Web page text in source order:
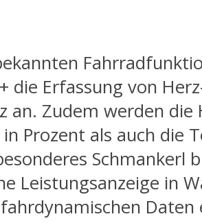
die Erfassung von
an. Zudem werden die
Prozent als auch die
Schmankerl
Leistungsanzeige in
Daten